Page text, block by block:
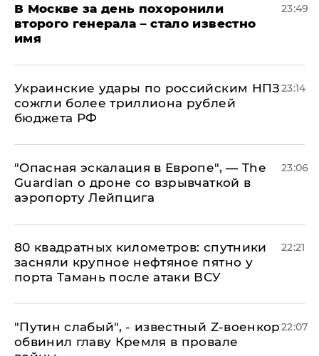
В Москве за день похоронили
второго генерала – стало известно
имя
23:49
Украинские удары по российским НПЗ
сожгли более триллиона рублей
бюджета РФ
23:14
"Опасная эскалация в Европе", — The
Guardian о дроне со взрывчаткой в
аэропорту Лейпцига
23:06
80 квадратных километров: спутники
засняли крупное нефтяное пятно у
порта Тамань после атаки ВСУ
22:21
​"Путин слабый", - известный Z-военкор
обвинил главу Кремля в провале
22:07